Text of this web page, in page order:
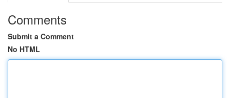
Comments
Submit a Comment
No HTML